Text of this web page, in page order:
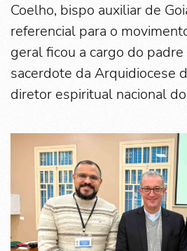
Coelho, bispo auxiliar de
referencial para o
geral ficou a cargo do
sacerdote da Arquidiocese
diretor espiritual nacional do